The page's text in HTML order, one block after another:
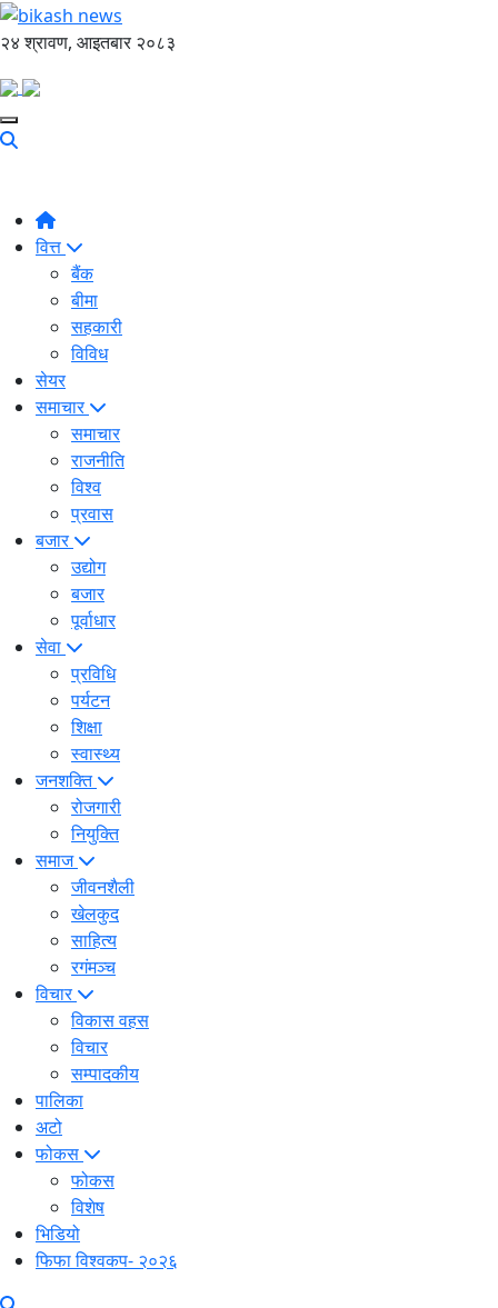
२४ श्रावण, आइतबार २०८३
वित्त
बैंक
बीमा
सहकारी
विविध
सेयर
समाचार
समाचार
राजनीति
विश्व
प्रवास
बजार
उद्योग
बजार
पूर्वाधार
सेवा
प्रविधि
पर्यटन
शिक्षा
स्वास्थ्य
जनशक्ति
रोजगारी
नियुक्ति
समाज
जीवनशैली
खेलकुद
साहित्य
रगंमञ्च
विचार
विकास वहस
विचार
सम्पादकीय
पालिका
अटो
फोकस
फोकस
विशेष
भिडियो
फिफा विश्वकप- २०२६